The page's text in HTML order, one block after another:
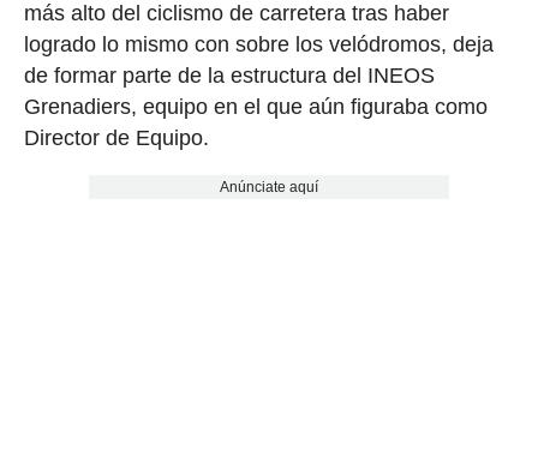
más alto del ciclismo de carretera tras haber
logrado lo mismo con sobre los velódromos, deja
de formar parte de la estructura del INEOS
Grenadiers, equipo en el que aún figuraba como
Director de Equipo.
Anúnciate aquí